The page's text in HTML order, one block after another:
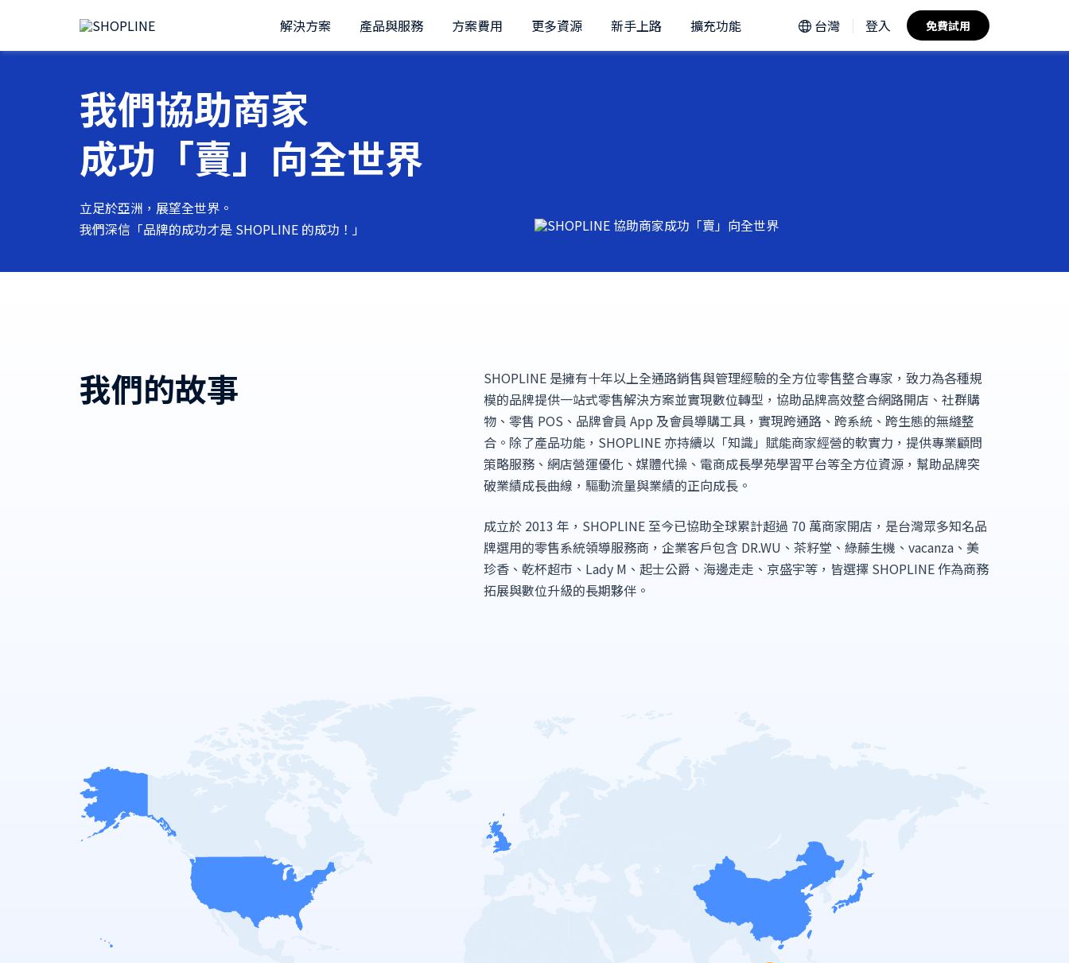
解決方案 產品與服務 方案費用 更多資源 新手上路 擴充功能 台灣 登入 免費試用
我們協助商家
成功「賣」向全世界
立足於亞洲，展望全世界。
我們深信「品牌的成功才是 SHOPLINE 的成功！」
我們的故事
SHOPLINE 是擁有十年以上全通路銷售與管理經驗的全方位零售整合專家，致力為各種規
模的品牌提供一站式零售解決方案並實現數位轉型，協助品牌高效整合網路開店、社群購
物、零售 POS、品牌會員 App 及會員導購工具，實現跨通路、跨系統、跨生態的無縫整
合。除了產品功能，SHOPLINE 亦持續以「知識」賦能商家經營的軟實力，提供專業顧問
策略服務、網店營運優化、媒體代操、電商成長學苑學習平台等全方位資源，幫助品牌突
破業績成長曲線，驅動流量與業績的正向成長。
成立於 2013 年，SHOPLINE 至今已協助全球累計超過 70 萬商家開店，是台灣眾多知名品
牌選用的零售系統領導服務商，企業客戶包含 DR.WU、茶籽堂、綠藤生機、vacanza、美
珍香、乾杯超市、Lady M、起士公爵、海邊走走、京盛宇等，皆選擇 SHOPLINE 作為商務
拓展與數位升級的長期夥伴。